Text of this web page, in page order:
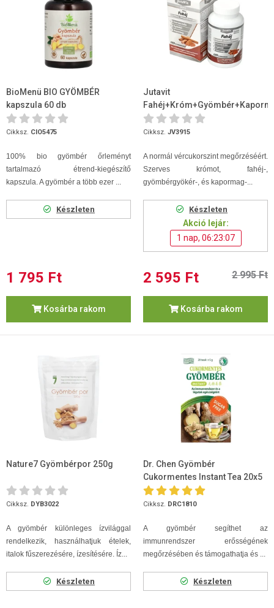
BioMenü BIO GYÖMBÉR
kapszula 60 db
Cikksz. CIO5475
100% bio gyömbér őrleményt
tartalmazó étrend-kiegészítő
kapszula. A gyömbér a több ezer ...
Készleten
1 795 Ft
Kosárba rakom
Jutavit
120 db Filmtabletta
Cikksz. JV3915
A normál vércukorszint megőrzéséért.
Szerves krómot, fahéj-,
gyömbérgyökér-, és kapormag-...
Készleten
Akció lejár:
1 nap, 06:23:06
2 595 Ft 2 995 Ft
Kosárba rakom
Nature7 Gyömbérpor 250g
Cikksz. DYB3022
A gyömbér különleges ízvilággal
rendelkezik, használhatjuk ételek,
italok fűszerezésére, ízesítésére. Íz...
Készleten
Dr. Chen Gyömbér
Cukormentes Instant Tea 20x5
g
Cikksz. DRC1810
A gyömbér segíthet az
immunrendszer erősségének
megőrzésében és támogathatja és ...
Készleten